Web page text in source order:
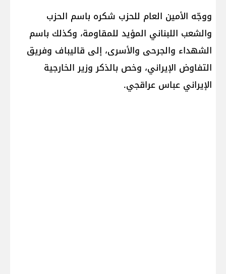
ووجّه الأمين العام للحزب شكره باسم الحزب
والشعب اللبناني المؤيد للمقاومة، وكذلك باسم
الشهداء والجرحى والأسرى، إلى قاليباف وفريق
التفاوض الإيراني، وخص بالذكر وزير الخارجية
الإيراني عباس عراقجي.